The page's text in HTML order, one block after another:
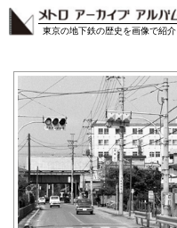
東京の地下鉄の歴史を画像で紹介